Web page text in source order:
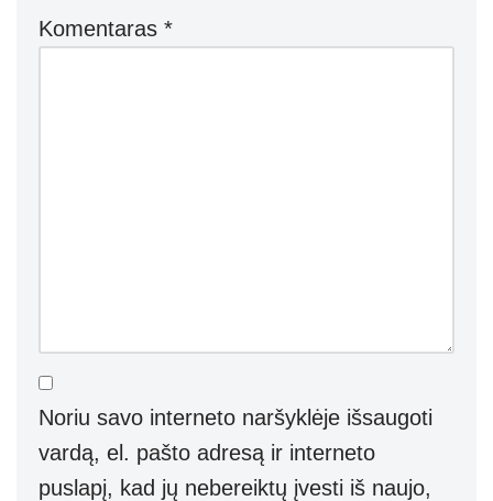
Komentaras *
Noriu savo interneto naršyklėje išsaugoti
vardą, el. pašto adresą ir interneto
puslapį, kad jų nebereiktų įvesti iš naujo,